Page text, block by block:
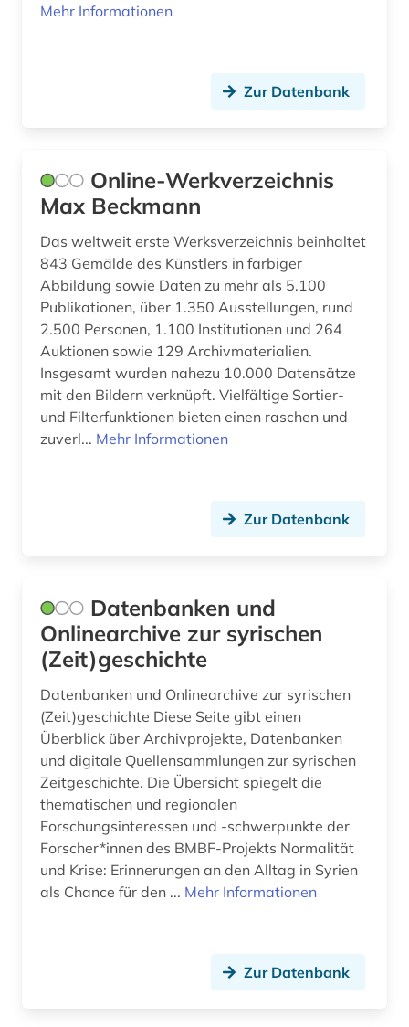
Mehr Informationen
Zur Datenbank
Online-Werkverzeichnis
Max Beckmann
Das weltweit erste Werksverzeichnis beinhaltet
843 Gemälde des Künstlers in farbiger
Abbildung sowie Daten zu mehr als 5.100
Publikationen, über 1.350 Ausstellungen, rund
2.500 Personen, 1.100 Institutionen und 264
Auktionen sowie 129 Archivmaterialien.
Insgesamt wurden nahezu 10.000 Datensätze
mit den Bildern verknüpft. Vielfältige Sortier-
und Filterfunktionen bieten einen raschen und
zuverl... Mehr Informationen
Zur Datenbank
Datenbanken und
Onlinearchive zur syrischen
(Zeit)geschichte
Datenbanken und Onlinearchive zur syrischen
(Zeit)geschichte Diese Seite gibt einen
Überblick über Archivprojekte, Datenbanken
und digitale Quellensammlungen zur syrischen
Zeitgeschichte. Die Übersicht spiegelt die
thematischen und regionalen
Forschungsinteressen und -schwerpunkte der
Forscher*innen des BMBF-Projekts Normalität
und Krise: Erinnerungen an den Alltag in Syrien
als Chance für den ... Mehr Informationen
Zur Datenbank